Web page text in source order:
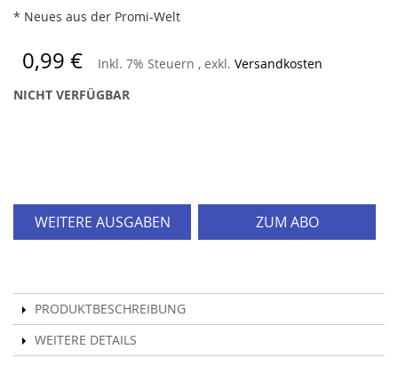
* Neues aus der Promi-Welt
0,99 € Inkl. 7% Steuern , exkl. Versandkosten
NICHT VERFÜGBAR
WEITERE AUSGABEN ZUM ABO
PRODUKTBESCHREIBUNG
WEITERE DETAILS